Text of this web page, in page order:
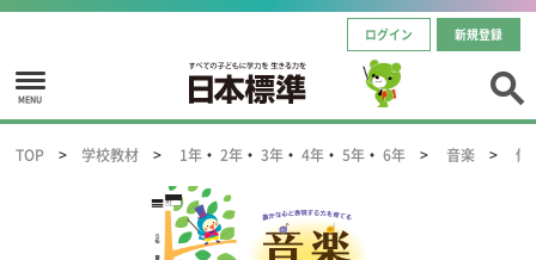
ログイン 新規登録
MENU
TOP 学校教材 1年 ・ 2年 ・ 3年 ・ 4年 ・ 5年 ・ 6年 音楽 修